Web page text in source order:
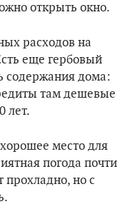
открыть окно.
расходов на
еще гербовый
содержания дома:
там дешевые
лет.
место для
погода почти
прохладно, но с